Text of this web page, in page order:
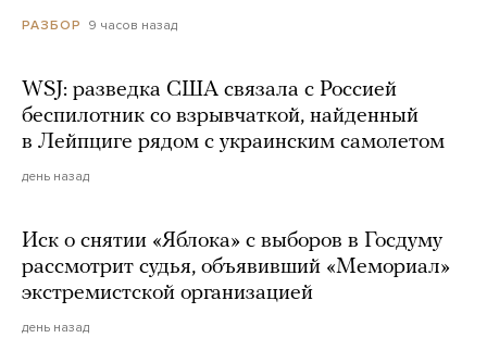
РАЗБОР 9 часов назад
WSJ: разведка США связала с Россией
беспилотник со взрывчаткой, найденный
в Лейпциге рядом с украинским самолетом
день назад
Иск о снятии «Яблока» с выборов в Госдуму
рассмотрит судья, объявивший «Мемориал»
экстремистской организацией
день назад